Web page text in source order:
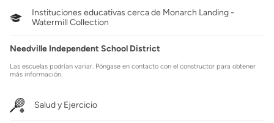
Instituciones educativas cerca de Monarch Landing -
Watermill Collection
Needville Independent School District
Las escuelas podrían variar. Póngase en contacto con el constructor para obtener
más información.
Salud y Ejercicio